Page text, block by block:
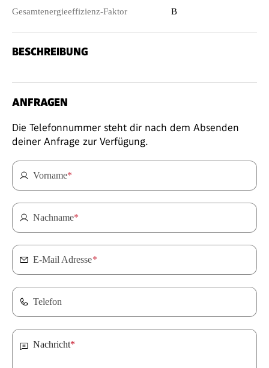
Gesamtenergieeffizienz-Faktor
B
BESCHREIBUNG
ANFRAGEN
Die Telefonnummer steht dir nach dem Absenden
deiner Anfrage zur Verfügung.
Vorname*
Nachname*
E-Mail Adresse*
Telefon
Nachricht*